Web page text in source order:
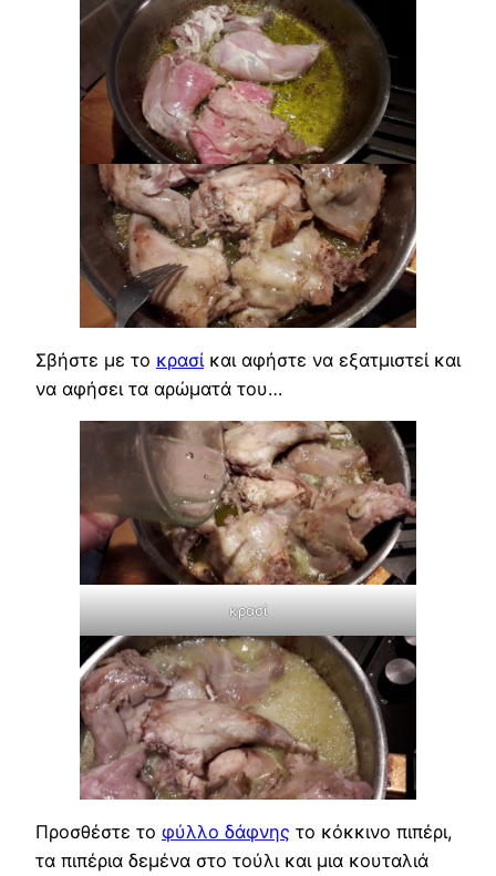
Σβήστε με το κρασίκαι αφήστε να εξατμιστεί και
να αφήσει τα αρώματά του…
κρασί
Προσθέστε το φύλλο δάφνης το κόκκινο πιπέρι,
τα πιπέρια δεμένα στο τούλι και μια κουταλιά